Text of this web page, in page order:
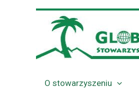
O stowarzyszeniu